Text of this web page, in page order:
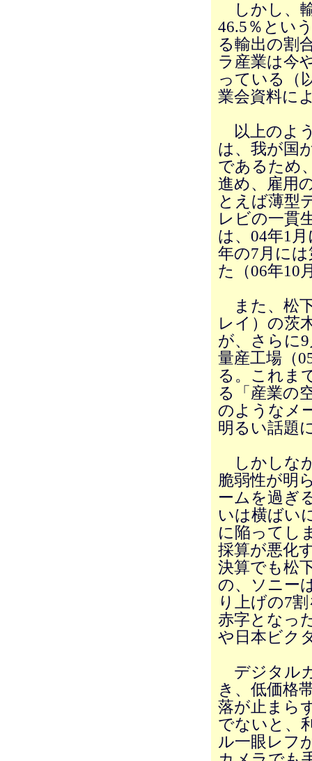
しかし、
46.5％とい
る輸出の割
ラ産業は今
っている（
業会資料に
以上のよ
は、我が国
であるため
進め、雇用
とえば薄型
レビの一貫
は、04年1
年の7月に
た（06年10
また、松
レイ）の茨
が、さらに
量産工場（
る。これま
る「産業の
のようなメ
明るい話題
しかしな
脆弱性が明
ームを過ぎ
いは横ばい
に陥ってし
採算が悪化
決算でも松
の、ソニー
り上げの7
赤字となっ
や日本ビク
デジタル
き、低価格
落が止まら
でないと、
ル一眼レフ